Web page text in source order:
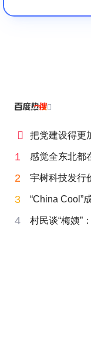

 把党建设得更
1 感觉全东北都
2 宇树科技发行
3 “China Cool”
4 村民谈“梅姨”